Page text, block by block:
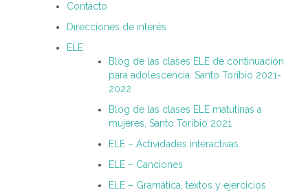
Contacto
Direcciones de interés
ELE
Blog de las clases ELE de continuación
para adolescencia. Santo Toribio 2021-
2022
Blog de las clases ELE matutinas a
mujeres, Santo Toribio 2021
ELE – Actividades interactivas
ELE – Canciones
ELE – Gramática, textos y ejercicios